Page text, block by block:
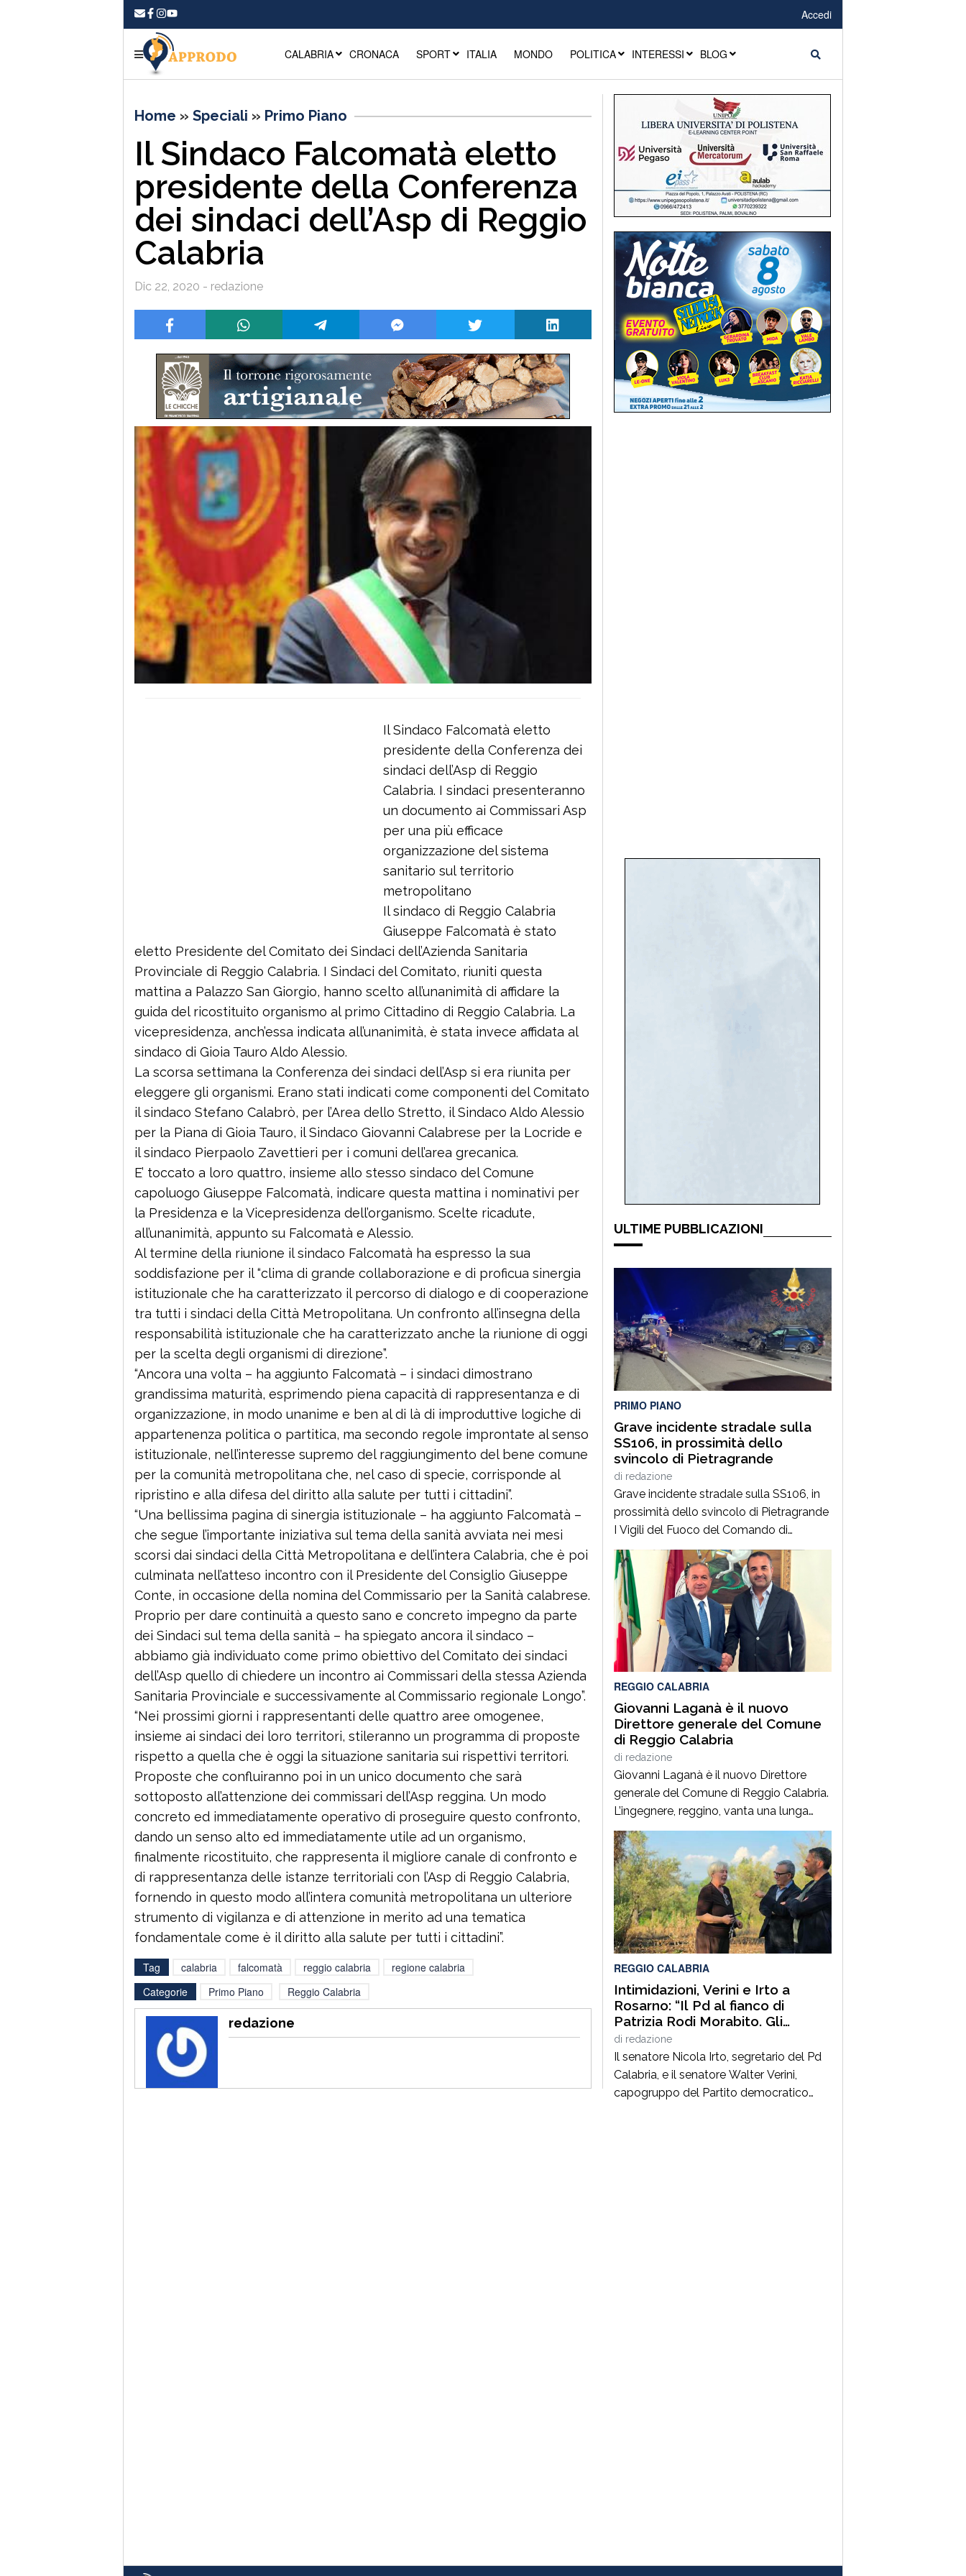
Accedi
CALABRIA CRONACA SPORT ITALIA MONDO POLITICA INTERESSI BLOG
Home » Speciali » Primo Piano
Il Sindaco Falcomatà eletto
presidente della Conferenza
dei sindaci dell’Asp di Reggio
Calabria
Dic 22, 2020 - redazione
Il Sindaco Falcomatà eletto
presidente della Conferenza dei
sindaci dell’Asp di Reggio
Calabria. I sindaci presenteranno
un documento ai Commissari Asp
per una più efficace
organizzazione del sistema
sanitario sul territorio
metropolitano
Il sindaco di Reggio Calabria
Giuseppe Falcomatà è stato
eletto Presidente del Comitato dei Sindaci dell’Azienda Sanitaria
Provinciale di Reggio Calabria. I Sindaci del Comitato, riuniti questa
mattina a Palazzo San Giorgio, hanno scelto all’unanimità di affidare la
guida del ricostituito organismo al primo Cittadino di Reggio Calabria. La
vicepresidenza, anch’essa indicata all’unanimità, è stata invece affidata al
sindaco di Gioia Tauro Aldo Alessio.
La scorsa settimana la Conferenza dei sindaci dell’Asp si era riunita per
eleggere gli organismi. Erano stati indicati come componenti del Comitato
il sindaco Stefano Calabrò, per l’Area dello Stretto, il Sindaco Aldo Alessio
per la Piana di Gioia Tauro, il Sindaco Giovanni Calabrese per la Locride e
il sindaco Pierpaolo Zavettieri per i comuni dell’area grecanica.
E’ toccato a loro quattro, insieme allo stesso sindaco del Comune
capoluogo Giuseppe Falcomatà, indicare questa mattina i nominativi per
la Presidenza e la Vicepresidenza dell’organismo. Scelte ricadute,
all’unanimità, appunto su Falcomatà e Alessio.
Al termine della riunione il sindaco Falcomatà ha espresso la sua
soddisfazione per il “clima di grande collaborazione e di proficua sinergia
istituzionale che ha caratterizzato il percorso di dialogo e di cooperazione
tra tutti i sindaci della Città Metropolitana. Un confronto all’insegna della
responsabilità istituzionale che ha caratterizzato anche la riunione di oggi
per la scelta degli organismi di direzione”.
“Ancora una volta – ha aggiunto Falcomatà – i sindaci dimostrano
grandissima maturità, esprimendo piena capacità di rappresentanza e di
organizzazione, in modo unanime e ben al di là di improduttive logiche di
appartenenza politica o partitica, ma secondo regole improntate al senso
istituzionale, nell’interesse supremo del raggiungimento del bene comune
per la comunità metropolitana che, nel caso di specie, corrisponde al
ripristino e alla difesa del diritto alla salute per tutti i cittadini”.
“Una bellissima pagina di sinergia istituzionale – ha aggiunto Falcomatà –
che segue l’importante iniziativa sul tema della sanità avviata nei mesi
scorsi dai sindaci della Città Metropolitana e dell’intera Calabria, che è poi
culminata nell’atteso incontro con il Presidente del Consiglio Giuseppe
Conte, in occasione della nomina del Commissario per la Sanità calabrese.
Proprio per dare continuità a questo sano e concreto impegno da parte
dei Sindaci sul tema della sanità – ha spiegato ancora il sindaco –
abbiamo già individuato come primo obiettivo del Comitato dei sindaci
dell’Asp quello di chiedere un incontro ai Commissari della stessa Azienda
Sanitaria Provinciale e successivamente al Commissario regionale Longo”.
“Nei prossimi giorni i rappresentanti delle quattro aree omogenee,
insieme ai sindaci dei loro territori, stileranno un programma di proposte
rispetto a quella che è oggi la situazione sanitaria sui rispettivi territori.
Proposte che confluiranno poi in un unico documento che sarà
sottoposto all’attenzione dei commissari dell’Asp reggina. Un modo
concreto ed immediatamente operativo di proseguire questo confronto,
dando un senso alto ed immediatamente utile ad un organismo,
finalmente ricostituito, che rappresenta il migliore canale di confronto e
di rappresentanza delle istanze territoriali con l’Asp di Reggio Calabria,
fornendo in questo modo all’intera comunità metropolitana un ulteriore
strumento di vigilanza e di attenzione in merito ad una tematica
fondamentale come è il diritto alla salute per tutti i cittadini”.
Tag calabria falcomatà reggio calabria
regione calabria
Categorie
Primo Piano Reggio Calabria
redazione
ULTIME PUBBLICAZIONI
PRIMO PIANO
Grave incidente stradale sulla
SS106, in prossimità dello
svincolo di Pietragrande
di redazione
Grave incidente stradale sulla SS106, in
prossimità dello svincolo di Pietragrande
I Vigili del Fuoco del Comando di
Catanzaro, Distaccamento di Soverato,
sono intervenuti sulla SS106, in
prossimità dello svincolo per la località
Pietragrande, per un grave incidente
stradale che ha coinvolto una Fiat
Panda, un’Audi e una motocicletta.Nel
sinistro ha perso la vita il […]
REGGIO CALABRIA
Giovanni Laganà è il nuovo
Direttore generale del Comune
di Reggio Calabria
di redazione
Giovanni Laganà è il nuovo Direttore
generale del Comune di Reggio Calabria.
L’ingegnere, reggino, vanta una lunga
esperienza ai vertici della pubblica
amministrazione e della gestione delle
infrastrutture in Calabria ed in Sicilia. È
stato Vice Direttore regionale Anas
Sicilia, Capo Compartimento Anas
Calabria, Direttore generale della
Regione Calabria e Direttore generale
della ItalConsult Spa, […]
REGGIO CALABRIA
Intimidazioni, Verini e Irto a
Rosarno: “Il Pd al fianco di
Patrizia Rodi Morabito. Gli
imprenditori e i lavoratori onesti
non posso essere lasciati da
soli”
di redazione
Il senatore Nicola Irto, segretario del Pd
Calabria, e il senatore Walter Verini,
capogruppo del Partito democratico